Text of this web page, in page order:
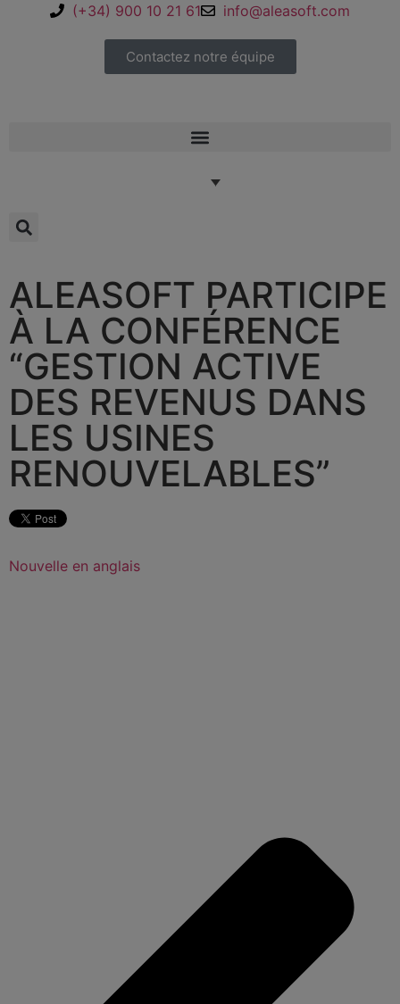
(+34) 900 10 21 61 info@aleasoft.com
Contactez notre équipe
ALEASOFT PARTICIPE
À LA CONFÉRENCE
“GESTION ACTIVE
DES REVENUS DANS
LES USINES
RENOUVELABLES”
Nouvelle en anglais